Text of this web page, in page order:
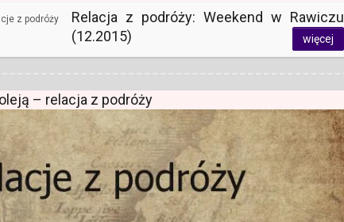
z podróży
Relacja z podróży: Weekend w Rawiczu
(12.2015)
więcej
– relacja z podróży